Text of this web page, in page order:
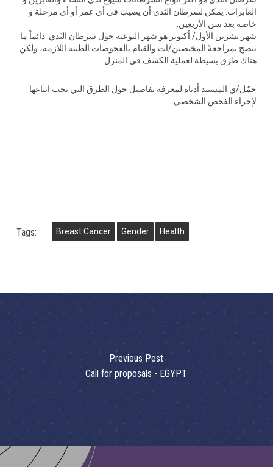
العابرات. يمكن لسرطان الثدي أن يصيب في أي عمر أو أي مرحلة و
خاصة بعد سن الأربعين.
شهر تشرين الأول/ أكتوبر هو شهر التوعية حول سرطان الثدي. دائماً ما
ننصح بمراجعةّ المختصين/ات والقيام بالفحوصات الطبية اللازمة، ولكن
هناك طرق بسيطة لعملية الكشف في المنزل.
حمّل/ي المستند أدناه لمعرفة تفاصيل حول الطرق التي يجب اتباعها
لإجراء الفحص الشخصي.
Tags: Breast Cancer Gender Health
Previous Post
Call for proposals - EGYPT